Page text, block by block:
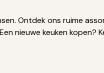
Ontdek ons ruime
Een nieuwe keuken kopen?